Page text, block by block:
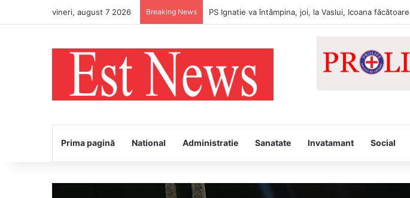
vineri, august 7 2026 Breaking News PS Ignatie va întâmpina, joi, la Vaslui, Icoana
Prima pagină National Administratie Sanatate Invatamant Social